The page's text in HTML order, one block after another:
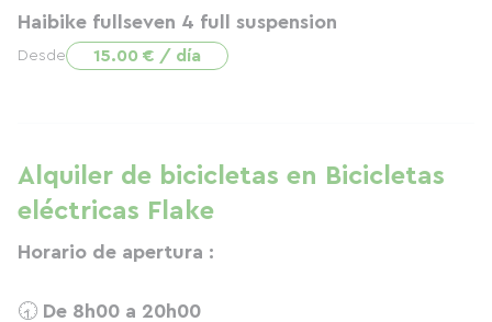
Haibike fullseven 4 full suspension
Desde 15.00 € / día
Alquiler de bicicletas en Bicicletas
eléctricas Flake
Horario de apertura :
🕣 De 8h00 a 20h00